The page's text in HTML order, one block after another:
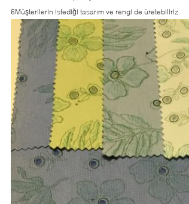
6Müşterilerin istediği tasarım ve rengi de üretebiliriz.